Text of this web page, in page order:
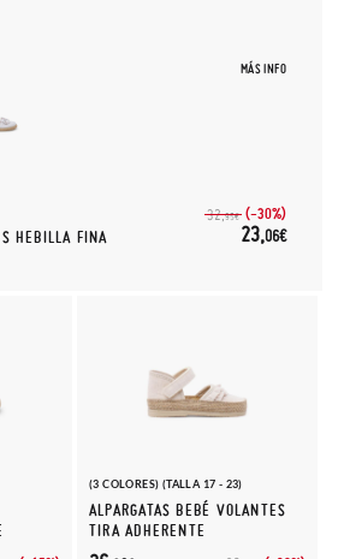
MÁS INFO
HEBILLA FINA
32,95€ (-30%)
23,06€
(3 COLORES) (TALLA 17 - 23)
ALPARGATAS BEBÉ VOLANTES
TIRA ADHERENTE